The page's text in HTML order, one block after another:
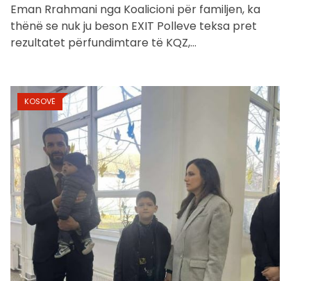
Eman Rrahmani nga Koalicioni për familjen, ka
thënë se nuk ju beson EXIT Polleve teksa pret
rezultatet përfundimtare të KQZ,…
KOSOVË